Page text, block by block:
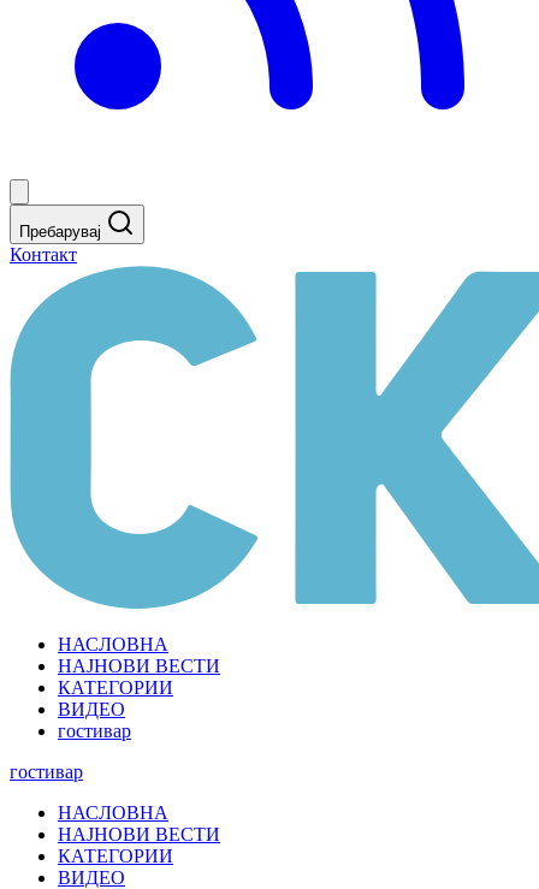
Пребарувај
Контакт
НАСЛОВНА
НАЈНОВИ ВЕСТИ
КАТЕГОРИИ
ВИДЕО
гостивар
гостивар
НАСЛОВНА
НАЈНОВИ ВЕСТИ
КАТЕГОРИИ
ВИДЕО